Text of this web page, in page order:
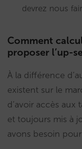
devrez nous
Comment
proposer l’up-
À la différence
existent sur le
d’avoir accès aux
et toujours mis à
avons besoin